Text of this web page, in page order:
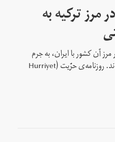
مرز ترکیه به
آن کشور با ایران، به جرم
فعالیت‌های تروریستی دستگیر کرده‌اند. روزنامه‌ی حرّیت (Hurriyet